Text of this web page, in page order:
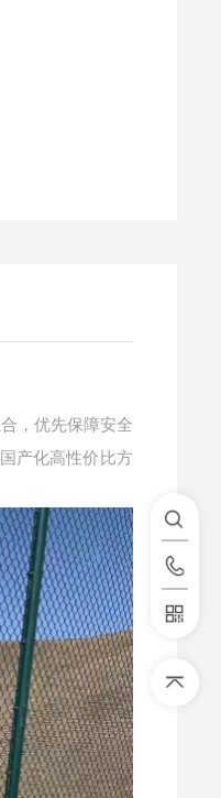
，优先保障安全
产化高性价比方